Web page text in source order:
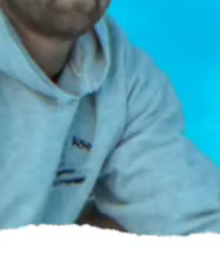
Precio:
Sin cargo
Cantidad: